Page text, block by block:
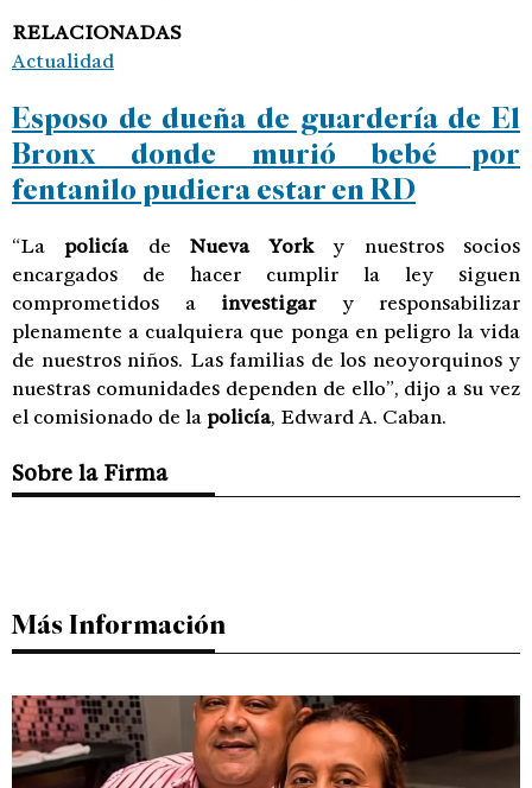
RELACIONADAS
Actualidad
Esposo de dueña de guardería de El
Bronx donde murió bebé por
fentanilo pudiera estar en RD
“LapolicíadeNueva Yorky nuestros socios
encargados de hacer cumplir la ley siguen
comprometidos a investigary responsabilizar
plenamente a cualquiera que ponga en peligro la vida
de nuestros niños. Las familias de los neoyorquinos y
nuestras comunidades dependen de ello”, dijo a su vez
el comisionado de lapolicía, Edward A. Caban.
Sobre la Firma
Más Información